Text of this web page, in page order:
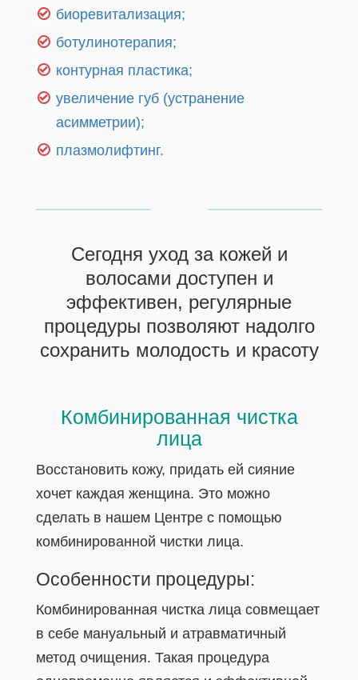
биоревитализация;
ботулинотерапия;
контурная пластика;
увеличение губ (устранение
асимметрии);
плазмолифтинг.
Сегодня уход за кожей и
волосами доступен и
эффективен, регулярные
процедуры позволяют надолго
сохранить молодость и красоту
Комбинированная чистка
лица
Восстановить кожу, придать ей сияние
хочет каждая женщина. Это можно
сделать в нашем Центре с помощью
комбинированной чистки лица.
Особенности процедуры:
Комбинированная чистка лица совмещает
в себе мануальный и атравматичный
метод очищения. Такая процедура